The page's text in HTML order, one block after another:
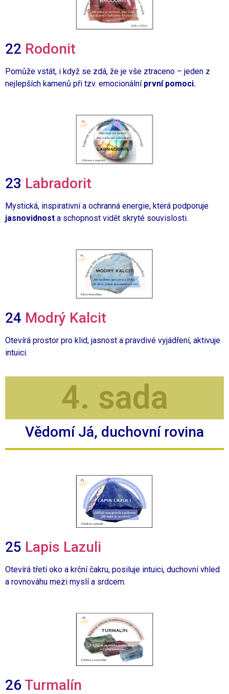
22 Rodonit
Pomůže vstát, i když se zdá, že je vše ztraceno – jeden z
nejlepších kamenů při tzv. emocionální první pomoci.
23 Labradorit
Mystická, inspirativní a ochranná energie, která podporuje
jasnovidnost a schopnost vidět skryté souvislosti.
24 Modrý Kalcit
Otevírá prostor pro klid, jasnost a pravdivé vyjádření, aktivuje
intuici.
4. sada
Vědomí Já, duchovní rovina
25 Lapis Lazuli
Otevírá třetí oko a krční čakru, posiluje intuici, duchovní vhled
a rovnováhu mezi myslí a srdcem.
26 Turmalín